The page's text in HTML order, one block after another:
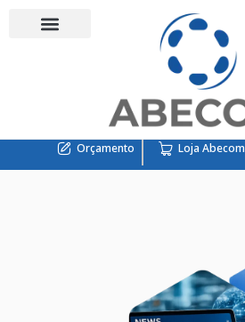
Orçamento Loja Abecom